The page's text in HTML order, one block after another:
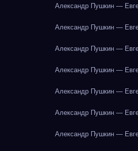
Александр Пушкин —
Александр Пушкин —
Александр Пушкин —
Александр Пушкин —
Александр Пушкин —
Александр Пушкин —
Александр Пушкин —